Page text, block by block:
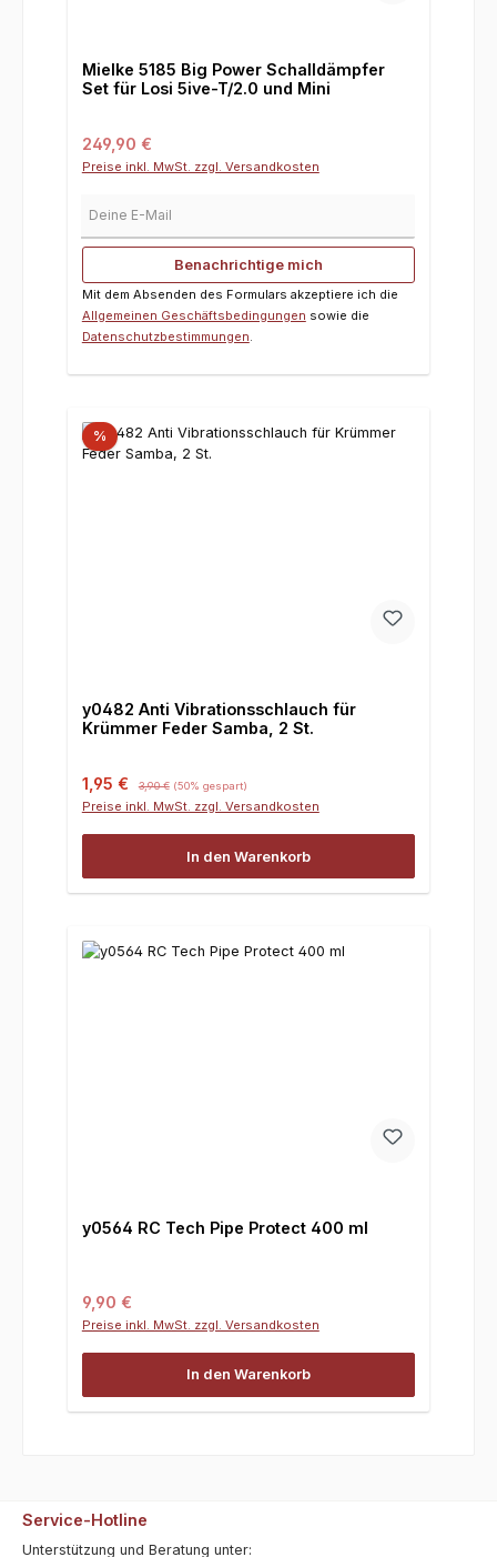
Mielke 5185 Big Power Schalldämpfer
Set für Losi 5ive-T/2.0 und Mini
Regulärer Preis:
249,90 €
Preise inkl. MwSt. zzgl. Versandkosten
Benachrichtige mich
Mit dem Absenden des Formulars akzeptiere ich die
Allgemeinen Geschäftsbedingungen sowie die
Datenschutzbestimmungen
%
y0482 Anti Vibrationsschlauch für
Krümmer Feder Samba, 2 St.
Verkaufspreis:
1,95 € 3,90 € (50% gespart)
Preise inkl. MwSt. zzgl. Versandkosten
In den Warenkorb
y0564 RC Tech Pipe Protect 400 ml
Regulärer Preis:
9,90 €
Preise inkl. MwSt. zzgl. Versandkosten
In den Warenkorb
Service-Hotline
Unterstützung und Beratung unter: